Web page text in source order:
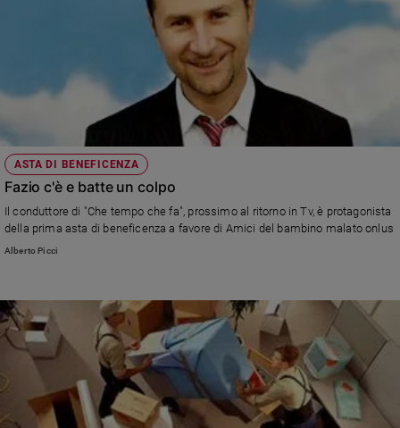
ASTA DI BENEFICENZA
Fazio c'è e batte un colpo
Il conduttore di "Che tempo che fa", prossimo al ritorno in Tv, è protagonista
della prima asta di beneficenza a favore di Amici del bambino malato onlus
Alberto Picci